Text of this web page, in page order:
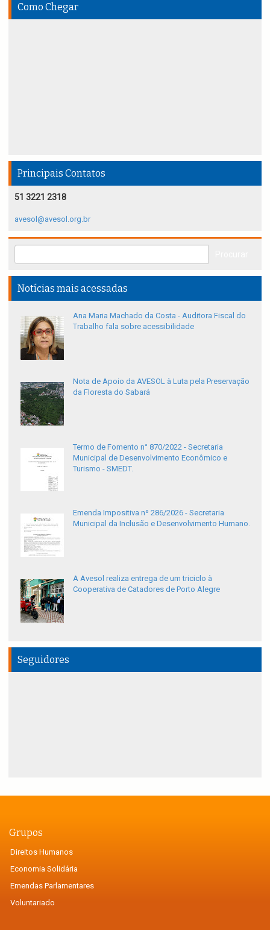
Como Chegar
Principais Contatos
51 3221 2318
avesol@avesol.org.br
Notícias mais acessadas
Ana Maria Machado da Costa - Auditora Fiscal do
Trabalho fala sobre acessibilidade
Nota de Apoio da AVESOL à Luta pela Preservação
da Floresta do Sabará
Termo de Fomento n° 870/2022 - Secretaria
Municipal de Desenvolvimento Econômico e
Turismo - SMEDT.
Emenda Impositiva nº 286/2026 - Secretaria
Municipal da Inclusão e Desenvolvimento Humano.
A Avesol realiza entrega de um triciclo à
Cooperativa de Catadores de Porto Alegre
Seguidores
Grupos
Direitos Humanos
Economia Solidária
Emendas Parlamentares
Voluntariado